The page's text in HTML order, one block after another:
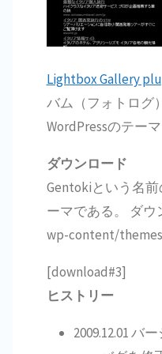
Lightbox Gallery
バム（フォトログ
WordPressのテー
ダウンロード
Gentokiという名
ーマである。 ダ
wp-content/
[download#3]
ヒストリー
2009.12.01 バ